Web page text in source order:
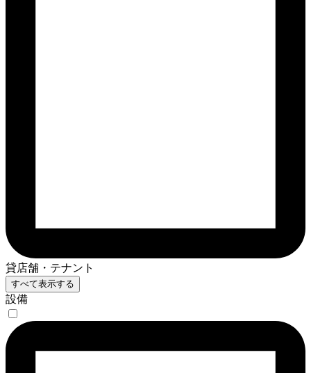
貸店舗・テナント
すべて表示する
設備